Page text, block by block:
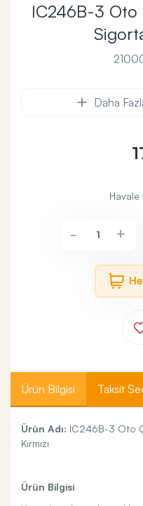
IC246B-3 Oto
Daha
Havale
- +
Ürün Bilgisi Taksit
Ürün Adı: IC246B-3 Oto
Kırmızı
Ürün Bilgisi